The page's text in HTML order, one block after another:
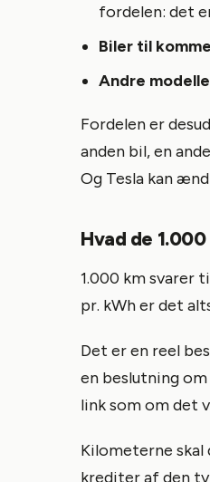
fordelen: det
Biler til
Andre
Fordelen er
anden bil, en
Og Tesla kan
Hvad de
1.000 km svarer
pr. kWh er det
Det er en reel
en beslutning
link som om det
Kilometerne skal
krediter af den